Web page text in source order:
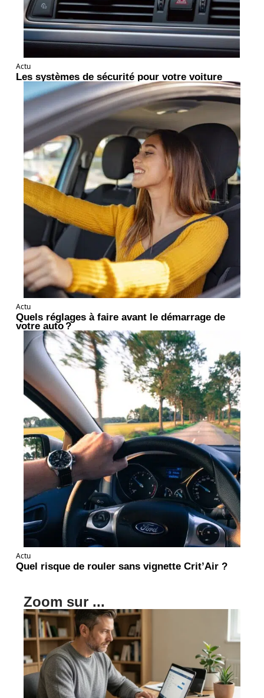
Actu
Les systèmes de sécurité pour votre voiture
Actu
Quels réglages à faire avant le démarrage de
votre auto ?
Actu
Quel risque de rouler sans vignette Crit’Air ?
Zoom sur ...